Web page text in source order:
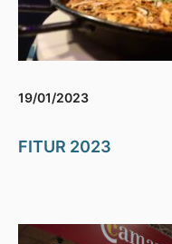
19/01/2023
FITUR 2023